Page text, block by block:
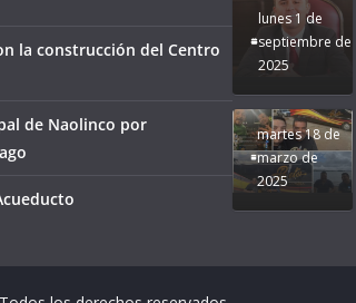
la construcción del Centro
de Naolinco por
lunes 1 de
septiembre de
2025
Difamación
martes 18 de
marzo de
2025